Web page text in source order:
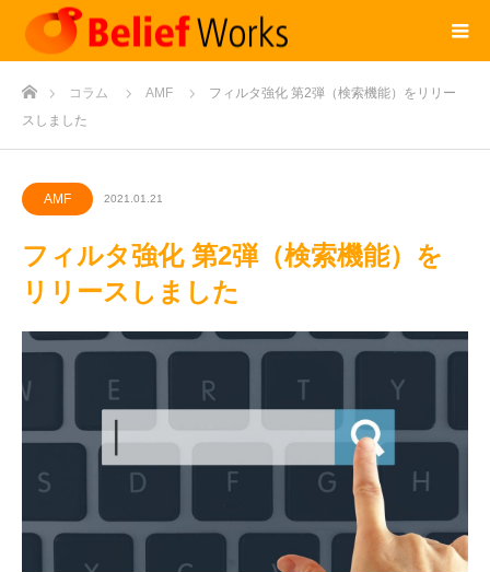
コラム AMF
フィルタ強化 第2弾（検索機能）をリリー
スしました
AMF 2021.01.21
フィルタ強化 第2弾（検索機能）を
リリースしました